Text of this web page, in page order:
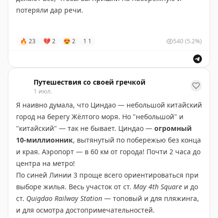
потеряли дар речи.
облачности на ночных фото кажется, будто на
верхних этажах небоскребов бушует пожар. Днём же
фотографии получаются ярче и контрастнее. Так что
никакого улучшайзинга. Это не я, это — Циндао
#циндао #китай
🔥 23 💔 2 😍 2 1 1 540(5.2%)
Путешествия со своей гречкой
1 июл.
Я наивно думала, что Циндао — небольшой китайский
город на берегу Жёлтого моря. Но "небольшой" и
"китайский" — так не бывает. Циндао — огромный
10-миллионник, вытянутый по побережью без конца
и края. Аэропорт — в 60 км от города! Почти 2 часа до
центра на метро!
По синей Линии 3 проще всего ориентироваться при
выборе жилья. Весь участок от ст. May 4th Square и до
ст. Quigdao Railway Station — топовый и для пляжинга,
и для осмотра достопримечательностей.